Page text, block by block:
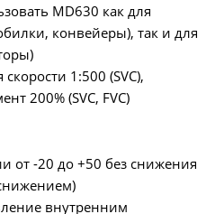
MD630 как для
конвейеры), так и для
1:500 (SVC),
200% (SVC, FVC)
от -20 до +50 без снижения
внутренним